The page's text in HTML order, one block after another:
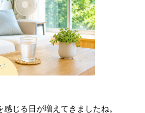
じる日が増えてきましたね。